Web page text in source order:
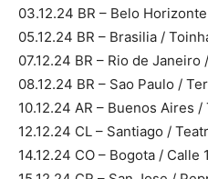
03.12.24 BR – Belo
05.12.24 BR – Brasilia /
07.12.24 BR – Rio de Janeiro
08.12.24 BR – Sao Paulo /
10.12.24 AR – Buenos Aires
12.12.24 CL – Santiago /
14.12.24 CO – Bogota / Calle